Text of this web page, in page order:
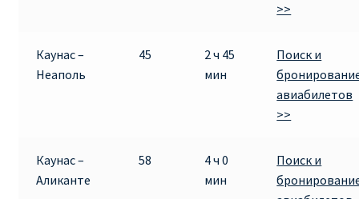
>>
Каунас –
Неаполь
45
2 ч 45
мин
Поиск и
авиабилетов
>>
Каунас –
Аликанте
58
4 ч 0
мин
Поиск и